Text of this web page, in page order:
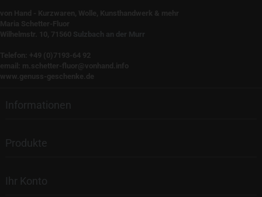
Sulzbach an der Murr
Informationen
Produkte
Ihr Konto